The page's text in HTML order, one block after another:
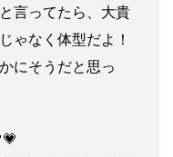
言ってたら、大貴
ゃなく体型だよ！
にそうだと思っ